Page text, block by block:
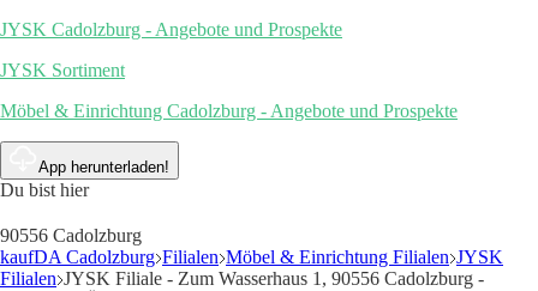
JYSK Cadolzburg - Angebote und Prospekte
JYSK Sortiment
Möbel & Einrichtung Cadolzburg - Angebote und Prospekte
App herunterladen!
Du bist hier
90556 Cadolzburg
kaufDA Cadolzburg Filialen Möbel & Einrichtung Filialen JYSK
Filialen JYSK Filiale - Zum Wasserhaus 1, 90556 Cadolzburg -